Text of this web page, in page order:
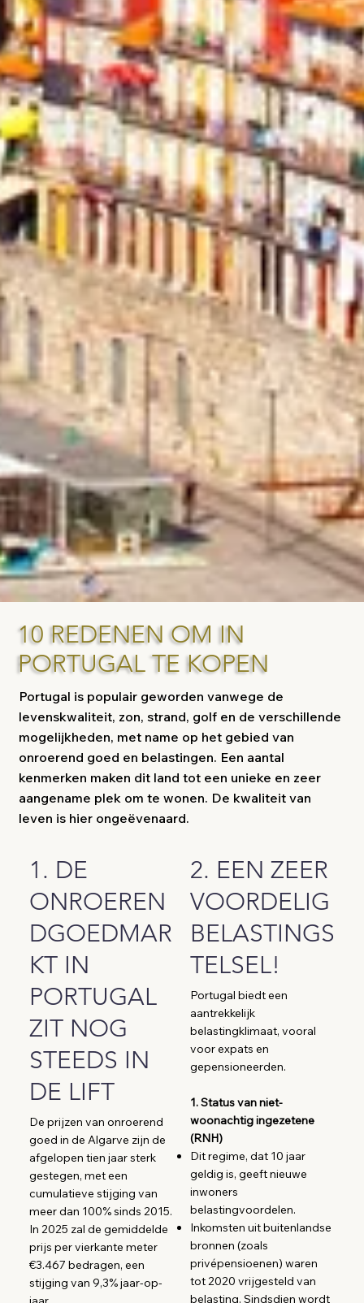
10 REDENEN OM IN
PORTUGAL TE KOPEN
Portugal is populair geworden vanwege de
levenskwaliteit, zon, strand, golf en de verschillende
mogelijkheden, met name op het gebied van
onroerend goed en belastingen. Een aantal
kenmerken maken dit land tot een unieke en zeer
aangename plek om te wonen. De kwaliteit van
leven is hier ongeëvenaard.
1. DE
ONROEREN
DGOEDMAR
KT IN
PORTUGAL
ZIT NOG
STEEDS IN
DE LIFT
De prijzen van onroerend
goed in de Algarve zijn de
afgelopen tien jaar sterk
gestegen, met een
cumulatieve stijging van
meer dan 100% sinds 2015.
In 2025 zal de gemiddelde
prijs per vierkante meter
€3.467 bedragen, een
stijging van 9,3% jaar-op-
2. EEN ZEER
VOORDELIG
BELASTINGS
TELSEL!
Portugal biedt een
aantrekkelijk
belastingklimaat, vooral
voor expats en
gepensioneerden.
1. Status van niet-
woonachtig ingezetene
(RNH)
Dit regime, dat 10 jaar
geldig is, geeft nieuwe
inwoners
belastingvoordelen.
Inkomsten uit buitenlandse
bronnen (zoals
privépensioenen) waren
tot 2020 vrijgesteld van
belasting. Sindsdien wordt